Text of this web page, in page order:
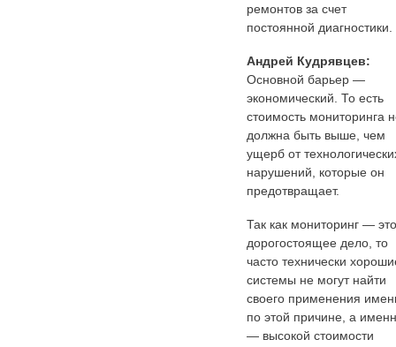
ремонтов за счет
постоянной диагностики.
Андрей Кудрявцев:
Основной барьер —
экономический. То есть
стоимость мониторинга
должна быть выше, чем
ущерб от
нарушений, которые он
предотвращает.
Так как мониторинг — это
дорогостоящее дело, то
часто технически
системы не могут найти
своего применения
по этой причине, а
— высокой стоимости